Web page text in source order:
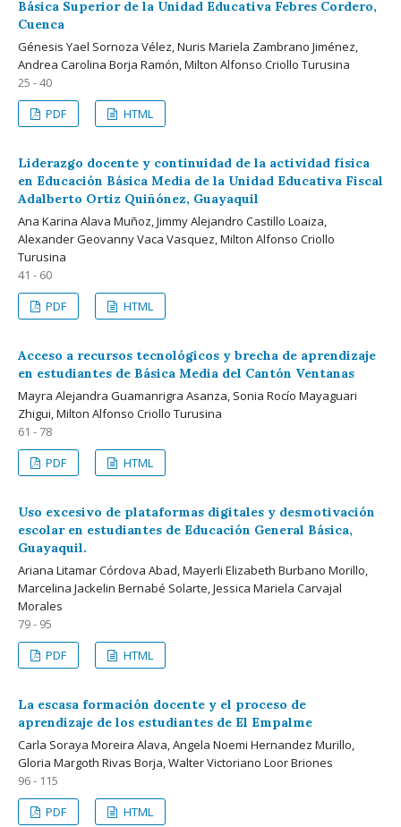
Básica Superior de la Unidad Educativa Febres Cordero,
Cuenca
Génesis Yael Sornoza Vélez, Nuris Mariela Zambrano Jiménez,
Andrea Carolina Borja Ramón, Milton Alfonso Criollo Turusina
25 - 40
PDF
HTML
Liderazgo docente y continuidad de la actividad física
en Educación Básica Media de la Unidad Educativa Fiscal
Adalberto Ortiz Quiñónez, Guayaquil
Ana Karina Alava Muñoz, Jimmy Alejandro Castillo Loaiza,
Alexander Geovanny Vaca Vasquez, Milton Alfonso Criollo
Turusina
41 - 60
PDF
HTML
Acceso a recursos tecnológicos y brecha de aprendizaje
en estudiantes de Básica Media del Cantón Ventanas
Mayra Alejandra Guamanrigra Asanza, Sonia Rocío Mayaguari
Zhigui, Milton Alfonso Criollo Turusina
61 - 78
PDF
HTML
Uso excesivo de plataformas digitales y desmotivación
escolar en estudiantes de Educación General Básica,
Guayaquil.
Ariana Litamar Córdova Abad, Mayerli Elizabeth Burbano Morillo,
Marcelina Jackelin Bernabé Solarte, Jessica Mariela Carvajal
Morales
79 - 95
PDF
HTML
La escasa formación docente y el proceso de
aprendizaje de los estudiantes de El Empalme
Carla Soraya Moreira Alava, Angela Noemi Hernandez Murillo,
Gloria Margoth Rivas Borja, Walter Victoriano Loor Briones
96 - 115
PDF
HTML